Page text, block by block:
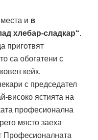
и в
хлебар-сладкар“.
приготвят
са обогатени с
кейк.
с председател
високо ястията на
професионална
място заеха
Професионалната